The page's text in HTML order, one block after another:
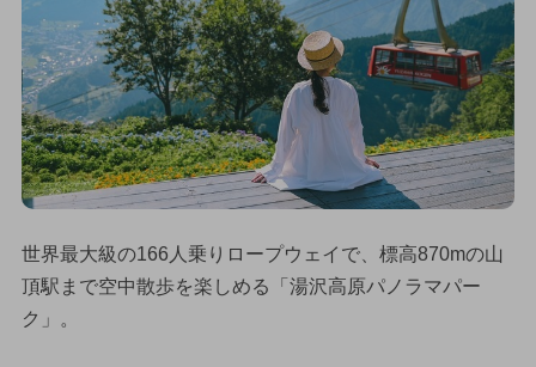
世界最大級の166人乗りロープウェイで、標高870mの山
頂駅まで空中散歩を楽しめる「湯沢高原パノラマパー
ク」。